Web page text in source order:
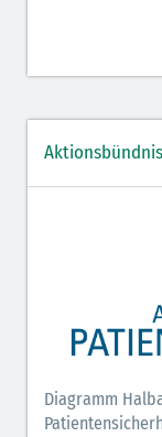
Diagramm